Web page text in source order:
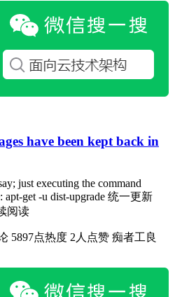
have been kept back in
just executing the command
apt-get -u dist-upgrade 统一更新
阅读
5897点热度 2人点赞 痴者工良